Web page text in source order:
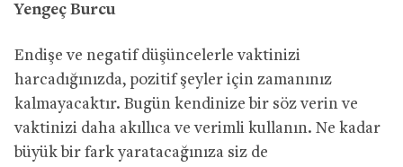
Yengeç Burcu
Endişe ve negatif düşüncelerle vaktinizi
harcadığınızda, pozitif şeyler için zamanınız
kalmayacaktır. Bugün kendinize bir söz verin ve
vaktinizi daha akıllıca ve verimli kullanın. Ne kadar
büyük bir fark yaratacağınıza siz de